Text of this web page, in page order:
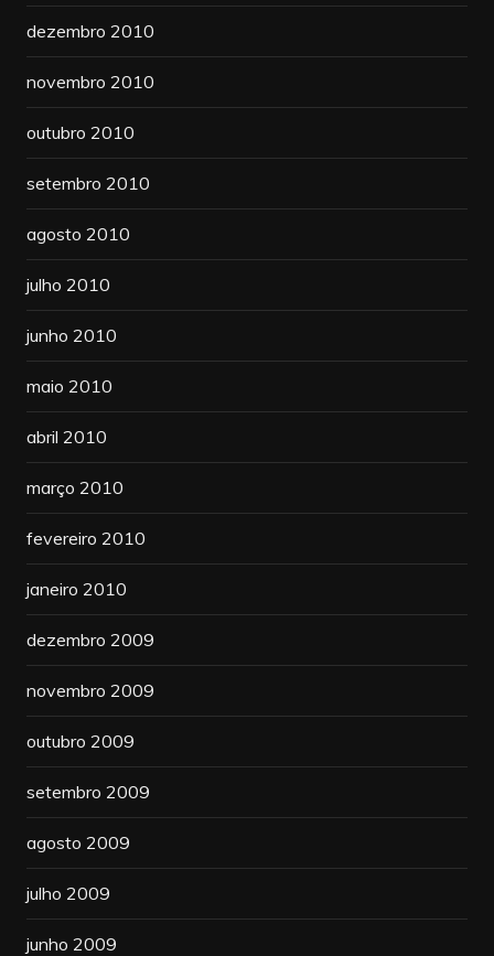
dezembro 2010
novembro 2010
outubro 2010
setembro 2010
agosto 2010
julho 2010
junho 2010
maio 2010
abril 2010
março 2010
fevereiro 2010
janeiro 2010
dezembro 2009
novembro 2009
outubro 2009
setembro 2009
agosto 2009
julho 2009
junho 2009